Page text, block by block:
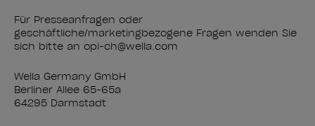
Für Presseanfragen oder
geschäftliche/marketingbezogene Fragen wenden Sie
sich bitte an opi-ch@wella.com
Wella Germany GmbH
Berliner Allee 65-65a
64295 Darmstadt